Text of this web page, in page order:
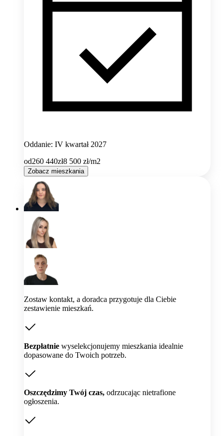
Oddanie: IV kwartał 2027
od260 440zł8 500 zł/m2
Zobacz mieszkania
Zostaw kontakt, a doradca przygotuje dla Ciebie
zestawienie mieszkań.
Bezpłatnie wyselekcjonujemy mieszkania idealnie
dopasowane do Twoich potrzeb.
Oszczędzimy Twój czas, odrzucając nietrafione
ogłoszenia.